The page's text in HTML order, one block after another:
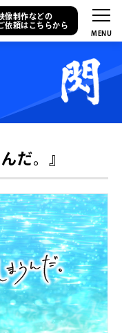
像制作などの
依頼はこちらから
だ。』